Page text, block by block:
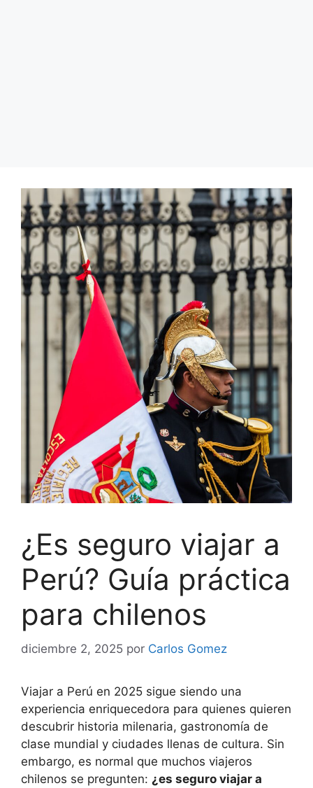
¿Es seguro viajar a
Perú? Guía práctica
para chilenos
diciembre 2, 2025 por Carlos Gomez
Viajar a Perú en 2025 sigue siendo una
experiencia enriquecedora para quienes quieren
descubrir historia milenaria, gastronomía de
clase mundial y ciudades llenas de cultura. Sin
embargo, es normal que muchos viajeros
chilenos se pregunten: ¿es seguro viajar a